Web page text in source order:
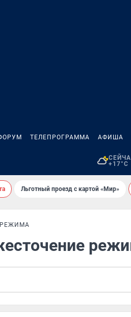
ТЕЛЕПРОГРАММА АФИША
+17°C
Льготный проезд с картой «Мир»